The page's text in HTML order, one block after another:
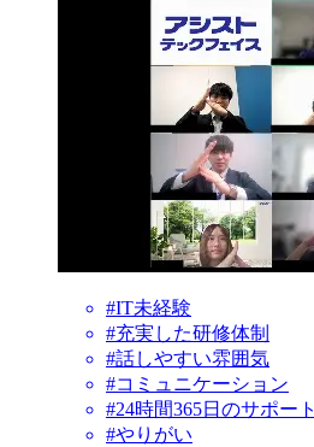
#IT未経験
#充実した研修体制
#話しやすい雰囲気
#コミュニケーション
#24時間365日のサポート
#やりがい